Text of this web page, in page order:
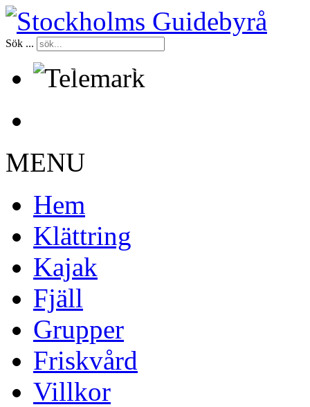
Sök ...
Certifierade kurser sedan 1998
MENU
Hem
Klättring
Kajak
Fjäll
Grupper
Friskvård
Villkor